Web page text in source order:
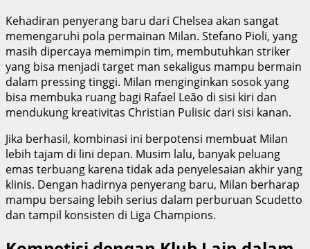
Kehadiran penyerang baru dari Chelsea akan sangat
memengaruhi pola permainan Milan. Stefano Pioli, yang
masih dipercaya memimpin tim, membutuhkan striker
yang bisa menjadi target man sekaligus mampu bermain
dalam pressing tinggi. Milan menginginkan sosok yang
bisa membuka ruang bagi Rafael Leão di sisi kiri dan
mendukung kreativitas Christian Pulisic dari sisi kanan.
Jika berhasil, kombinasi ini berpotensi membuat Milan
lebih tajam di lini depan. Musim lalu, banyak peluang
emas terbuang karena tidak ada penyelesaian akhir yang
klinis. Dengan hadirnya penyerang baru, Milan berharap
mampu bersaing lebih serius dalam perburuan Scudetto
dan tampil konsisten di Liga Champions.